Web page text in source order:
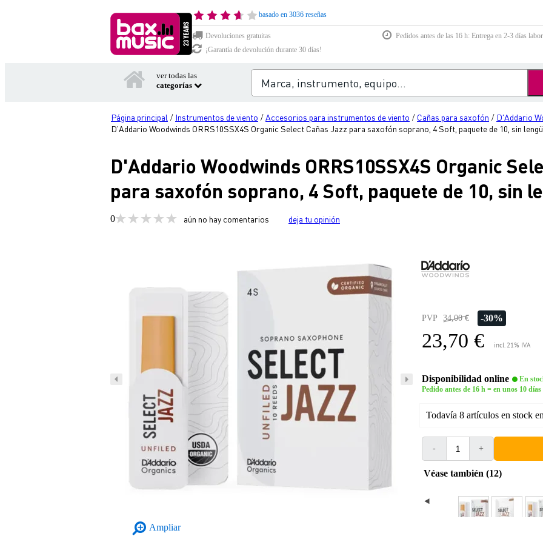
basado en 3036 reseñas
Devoluciones gratuitas
Pedidos antes de las 16 h: Entrega en 2-3 días
¡Garantía de devolución durante 30 días!
ver todas las
categorías
Página principal / Instrumentos de viento /Accesorios para instrumentos de viento / Cañas para saxofón / D'Addario
D'Addario Woodwinds ORRS10SSX4S Organic Select Cañas Jazz para saxofón soprano, 4 Soft, paquete de 10, sin
D'Addario Woodwinds ORRS10SSX4S Organic
para saxofón soprano, 4 Soft, paquete de 10, sin
0 aún no hay comentarios deja tu opinión
Ampliar
PVP 34,00 € -30%
23,70 € incl. 21% IVA
Disponibilidad online
En
Pedido antes de 16 h = en unos 10
Todavía 8 artículos en stock
- +
Véase también (12)